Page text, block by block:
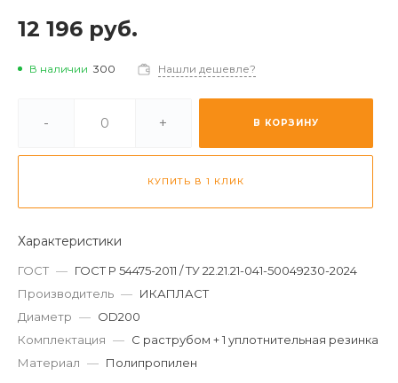
12 196 руб.
В наличии 300 Нашли дешевле?
- + В КОРЗИНУ
КУПИТЬ В 1 КЛИК
Характеристики
ГОСТ — ГОСТ Р 54475-2011 / ТУ 22.21.21-041-50049230-2024
Производитель — ИКАПЛАСТ
Диаметр — OD200
Комплектация — С раструбом + 1 уплотнительная резинка
Материал — Полипропилен